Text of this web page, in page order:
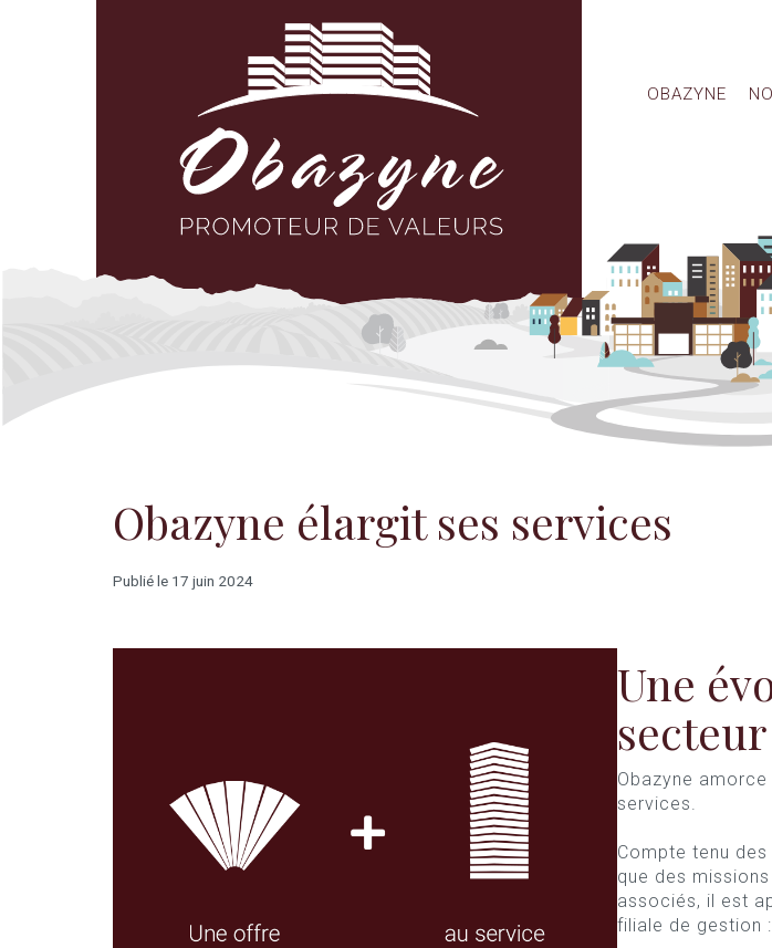
OBAZYNE
Obazyne élargit ses services
Publié le 17 juin 2024
Une
Obazyne
services.
Compte tenu
que des
associés, il est
filiale de gestion :